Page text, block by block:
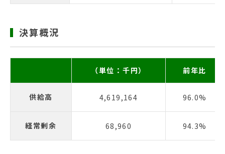
決算概況
（単位：千円） 前年比
供給高 4,619,164 96.0%
経常剰余 68,960 94.3%